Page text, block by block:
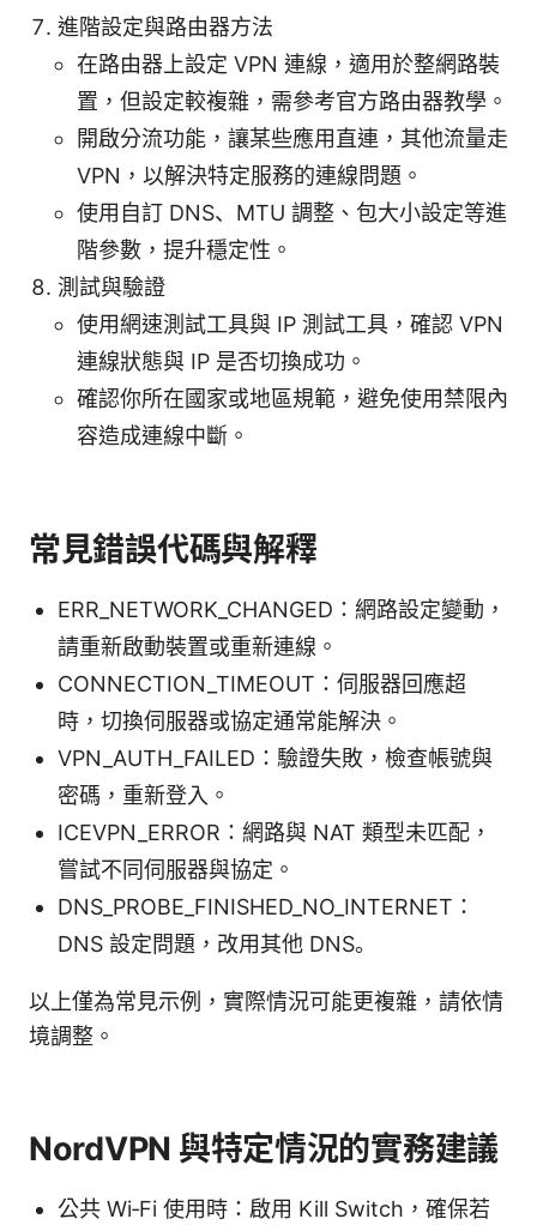
進階設定與路由器方法
在路由器上設定 VPN 連線，適用於整網路裝
置，但設定較複雜，需參考官方路由器教學。
開啟分流功能，讓某些應用直連，其他流量走
VPN，以解決特定服務的連線問題。
使用自訂 DNS、MTU 調整、包大小設定等進
階參數，提升穩定性。
測試與驗證
使用網速測試工具與 IP 測試工具，確認 VPN
連線狀態與 IP 是否切換成功。
確認你所在國家或地區規範，避免使用禁限內
容造成連線中斷。
常見錯誤代碼與解釋
ERR_NETWORK_CHANGED：網路設定變動，
請重新啟動裝置或重新連線。
CONNECTION_TIMEOUT：伺服器回應超
時，切換伺服器或協定通常能解決。
VPN_AUTH_FAILED：驗證失敗，檢查帳號與
密碼，重新登入。
ICEVPN_ERROR：網路與 NAT 類型未匹配，
嘗試不同伺服器與協定。
DNS_PROBE_FINISHED_NO_INTERNET：
DNS 設定問題，改用其他 DNS。
以上僅為常見示例，實際情況可能更複雜，請依情
境調整。
NordVPN 與特定情況的實務建議
公共 Wi‑Fi 使用時：啟用 Kill Switch，確保若